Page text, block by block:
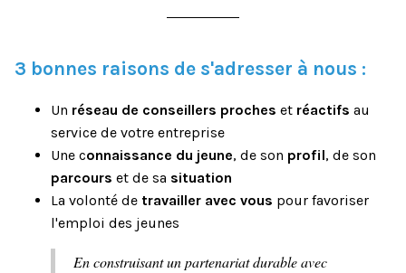
3 bonnes raisons de s'adresser à nous :
Un réseau de conseillers proches et réactifs au
service de votre entreprise
Une connaissance du jeune, de son profil, de son
parcours et de sa situation
La volonté de travailler avec vous pour favoriser
l'emploi des jeunes
En construisant un partenariat durable avec